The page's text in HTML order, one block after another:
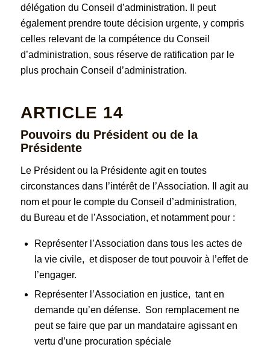
délégation du Conseil d’administration. Il peut
également prendre toute décision urgente, y compris
celles relevant de la compétence du Conseil
d’administration, sous réserve de ratification par le
plus prochain Conseil d’administration.
ARTICLE 14
Pouvoirs du Président ou de la
Présidente
Le Président ou la Présidente agit en toutes
circonstances dans l’intérêt de l’Association. Il agit au
nom et pour le compte du Conseil d’administration,
du Bureau et de l’Association, et notamment pour :
Représenter l’Association dans tous les actes de
la vie civile, et disposer de tout pouvoir à l’effet de
l’engager.
Représenter l’Association en justice, tant en
demande qu’en défense. Son remplacement ne
peut se faire que par un mandataire agissant en
vertu d’une procuration spéciale